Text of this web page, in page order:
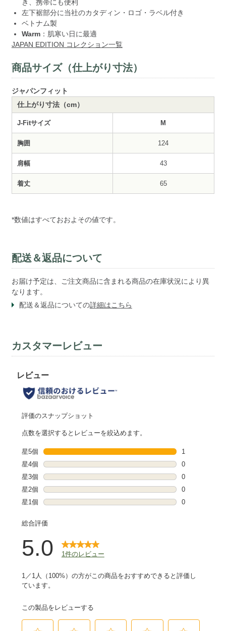
き、携帯にも便利
左下裾部分に当社のカタディン・ロゴ・ラベル付き
ベトナム製
Warm：肌寒い日に最適
JAPAN EDITION コレクション一覧
商品サイズ（仕上がり寸法）
ジャパンフィット
仕上がり寸法（cm）
J-Fitサイズ M
胸囲 124
肩幅 43
着丈 65
*数値はすべておおよその値です。
配送＆返品について
お届け予定は、ご注文商品に含まれる商品の在庫状況により異
なります。
配送＆返品についての詳細はこちら
カスタマーレビュー